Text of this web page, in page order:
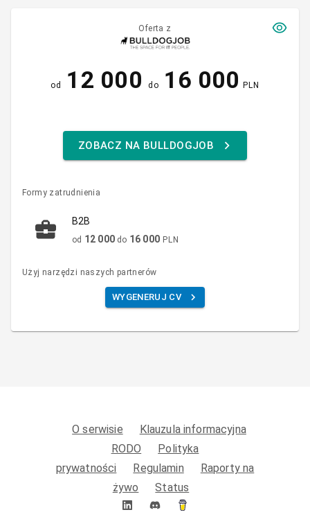
Oferta z
od 12 000 do 16 000 PLN
ZOBACZ NA BULLDOGJOB
Formy zatrudnienia
B2B
od 12 000 do 16 000 PLN
Użyj narzędzi naszych partnerów
WYGENERUJ CV
O serwisie
Klauzula informacyjna
RODO
Polityka
prywatności
Regulamin
Raporty na
żywo
Status